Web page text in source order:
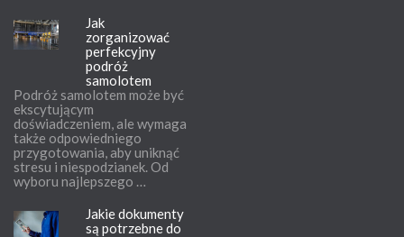
Jak
zorganizować
perfekcyjny
podróż
samolotem
Podróż samolotem może być
ekscytującym
doświadczeniem, ale wymaga
także odpowiedniego
przygotowania, aby uniknąć
stresu i niespodzianek. Od
wyboru najlepszego …
Jakie dokumenty
są potrzebne do